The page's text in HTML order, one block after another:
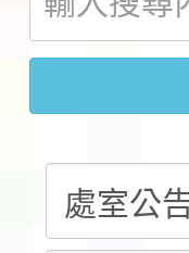
速演
法」
本校
第3
告(不
檢送
賽實
本市
程安
「桃